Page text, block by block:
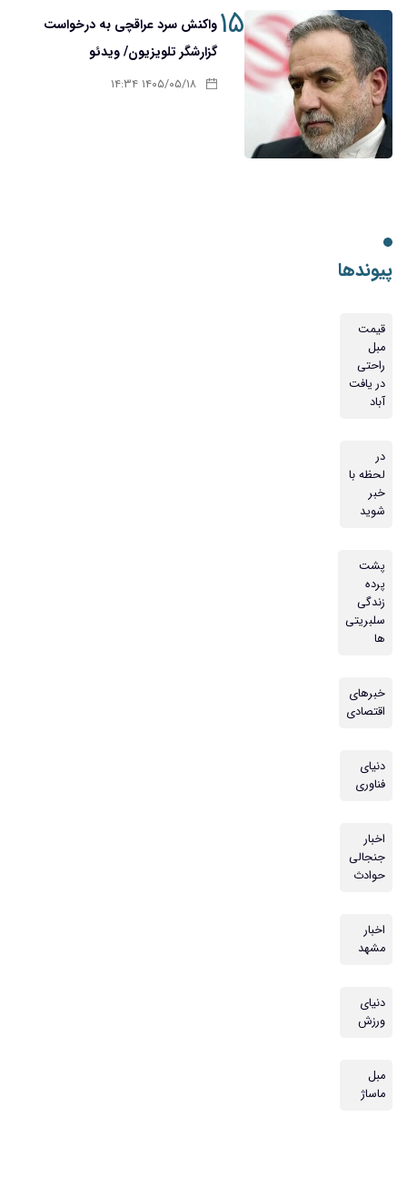
۱۵واکنش سرد عراقچی به درخواست
گزارشگر تلویزیون/ ویدئو
۱۴۰۵/۰۵/۱۸ ۱۴:۳۴
پیوندها
قیمت
مبل
راحتی
در یافت
آباد
در
لحظه با
خبر
شوید
پشت
پرده
زندگی
سلبریتی
ها
خبرهای
اقتصادی
دنیای
فناوری
اخبار
جنجالی
حوادث
اخبار
مشهد
دنیای
ورزش
مبل
ماساژ